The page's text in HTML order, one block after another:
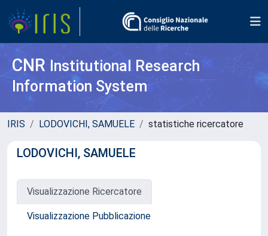
CNR Institutional Research
Information System
IRIS LODOVICHI, SAMUELE statistiche ricercatore
LODOVICHI, SAMUELE
Visualizzazione Ricercatore
Visualizzazione Pubblicazione